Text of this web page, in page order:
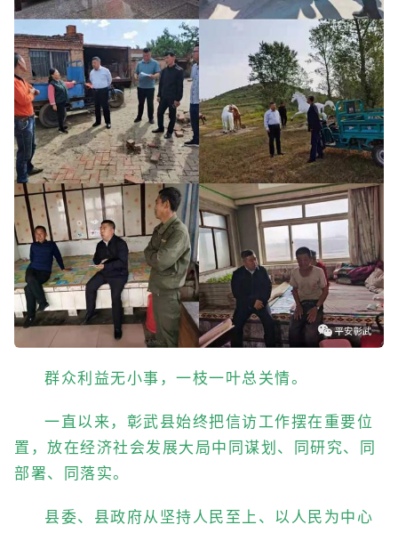
群众利益无小事，一枝一叶总关情。
一直以来，彰武县始终把信访工作摆在重要位
置，放在经济社会发展大局中同谋划、同研究、同
部署、同落实。
县委、县政府从坚持人民至上、以人民为中心